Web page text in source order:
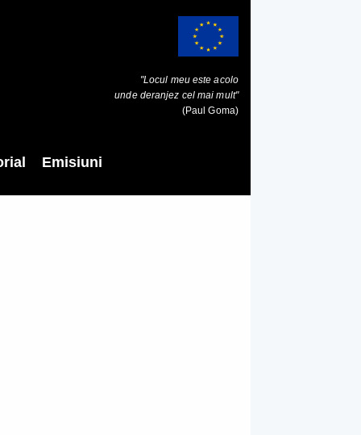
"Locul meu este acolo
unde deranjez cel mai mult"
(Paul Goma)
Emisiuni